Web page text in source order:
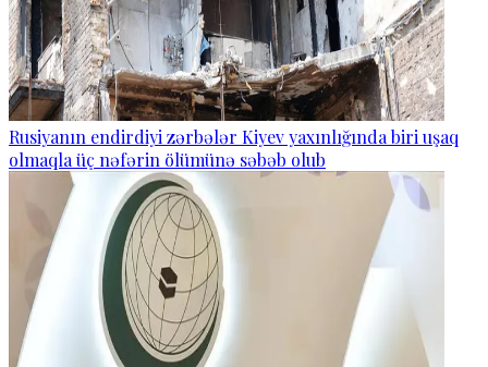
Rusiyanın endirdiyi zərbələr Kiyev yaxınlığında biri uşaq
olmaqla üç nəfərin ölümünə səbəb olub